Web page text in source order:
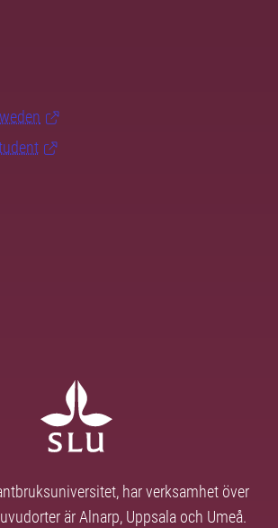
har verksamhet över
är Alnarp, Uppsala och Umeå.